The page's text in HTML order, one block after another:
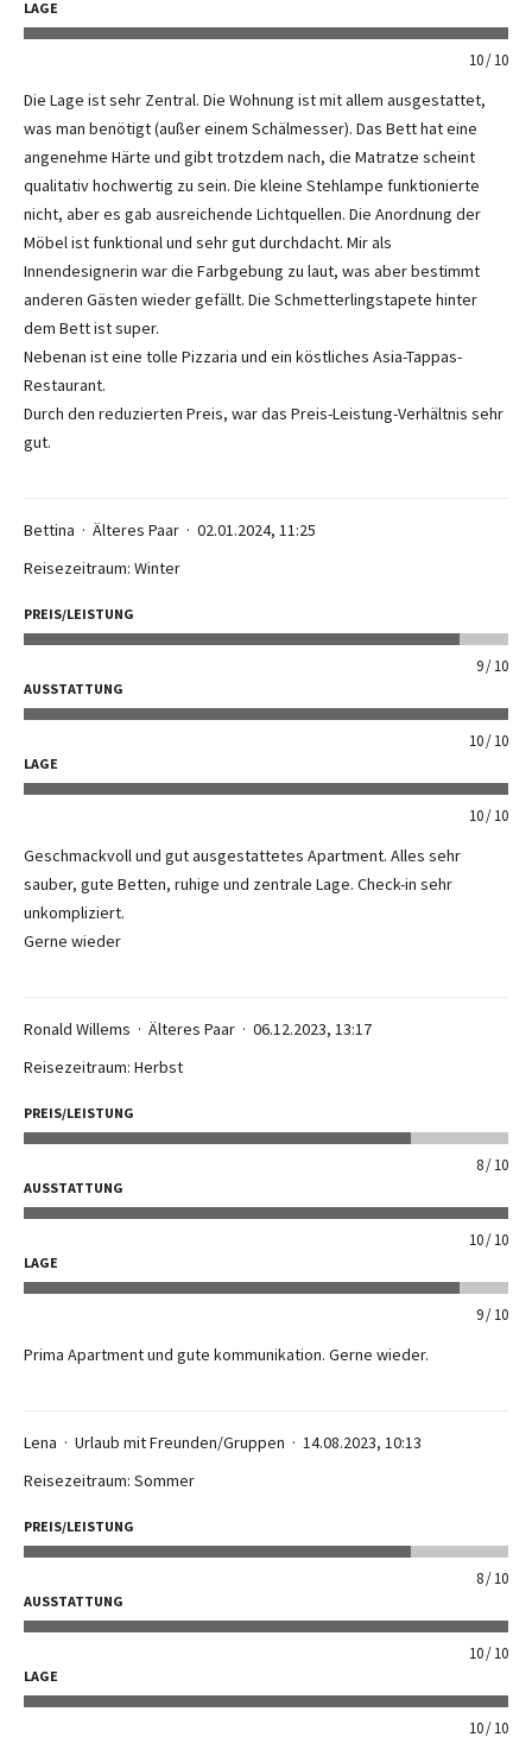
LAGE
10 10
Die Lage ist sehr Zentral. Die Wohnung ist mit allem ausgestattet,
was man benötigt (außer einem Schälmesser). Das Bett hat eine
angenehme Härte und gibt trotzdem nach, die Matratze scheint
qualitativ hochwertig zu sein. Die kleine Stehlampe funktionierte
nicht, aber es gab ausreichende Lichtquellen. Die Anordnung der
Möbel ist funktional und sehr gut durchdacht. Mir als
Innendesignerin war die Farbgebung zu laut, was aber bestimmt
anderen Gästen wieder gefällt. Die Schmetterlingstapete hinter
dem Bett ist super.
Nebenan ist eine tolle Pizzaria und ein köstliches Asia-Tappas-
Restaurant.
Durch den reduzierten Preis, war das Preis-Leistung-Verhältnis sehr
gut.
Bettina Älteres Paar
02.01.2024, 11:25
Reisezeitraum: Winter
PREIS/LEISTUNG
9 10
AUSSTATTUNG
10 10
LAGE
10 10
Geschmackvoll und gut ausgestattetes Apartment. Alles sehr
sauber, gute Betten, ruhige und zentrale Lage. Check-in sehr
unkompliziert.
Gerne wieder
Ronald Willems Älteres Paar
06.12.2023, 13:17
Reisezeitraum: Herbst
PREIS/LEISTUNG
8 10
AUSSTATTUNG
10 10
LAGE
9 10
Prima Apartment und gute kommunikation. Gerne wieder.
Lena Urlaub mit Freunden/Gruppen
14.08.2023, 10:13
Reisezeitraum: Sommer
PREIS/LEISTUNG
8 10
AUSSTATTUNG
10 10
LAGE
10 10